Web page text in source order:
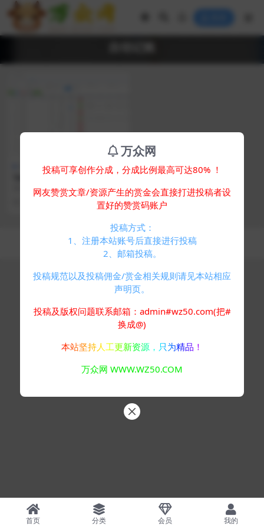
免费专区 其他源码
Telegram统计机器人源码/TG
记账群发机器源码人/TG自动
记账全开源版本
简介： telegram统计机器人源码/T
G记账群发机器源码人/TG自动记账
0
Copyright © 2024万众网- All rights reserved
浙ICP备05025058号-4
首页 分类 会员 我的
万众网
投稿可享创作分成，分成比例最高可达80% ！
网友赞赏文章/资源产生的赏金会直接打进投稿者设
置好的赞赏码账户
投稿方式：
1、注册本站账号后直接进行投稿
2、邮箱投稿。
投稿规范以及投稿佣金/赏金相关规则请见本站相应
声明页。
投稿及版权问题联系邮箱：admin#wz50.com(把#
换成@)
本站坚持人工更新资源，只为精品！
万众网 WWW.WZ50.COM